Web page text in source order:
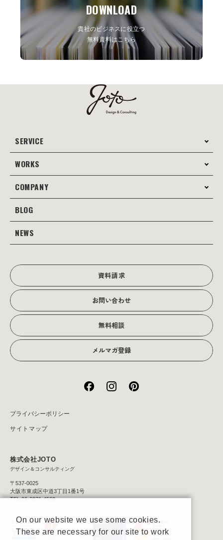
DOWNLOAD
貴社のビジネスに役立つ
無料資料はこちら
SERVICE
サービス案内
コンサルティング
Webサイト制作
Web広告･SEO対策
WORKS
制作事例
Web
グラフィック
COMPANY
会社案内
当社の強み
理念・経営戦略
会社沿革
BLOG
JOTOブログ
NEWS
資料請求
お問い合わせ
無料相談
メルマガ登録
プライバシーポリシー
サイトマップ
株式会社JOTO
デザイン＆コンサルティング
〒537-0025
大阪市東成区中道3丁目1番1号
TEL:06-6971-4560
On our website we use some cookies.
These are necessary for our site to work